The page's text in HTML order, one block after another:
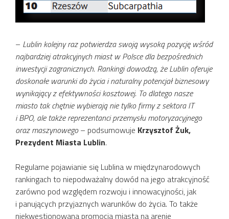
– Lublin kolejny raz potwierdza swoją wysoką pozycję wśród
najbardziej atrakcyjnych miast w Polsce dla bezpośrednich
inwestycji zagranicznych. Rankingi dowodzą, że Lublin oferuje
doskonałe warunki do życia i naturalny potencjał biznesowy
wynikający z efektywności kosztowej. To dlatego nasze
miasto tak chętnie wybierają nie tylko firmy z sektora IT
i BPO, ale także reprezentanci przemysłu motoryzacyjnego
oraz maszynowego– podsumowuje Krzysztof Żuk,
Prezydent Miasta Lublin.
Regularne pojawianie się Lublina w międzynarodowych
rankingach to niepodważalny dowód na jego atrakcyjność
zarówno pod względem rozwoju i innowacyjności, jak
i panujących przyjaznych warunków do życia. To także
niekwestionowana promocja miasta na arenie